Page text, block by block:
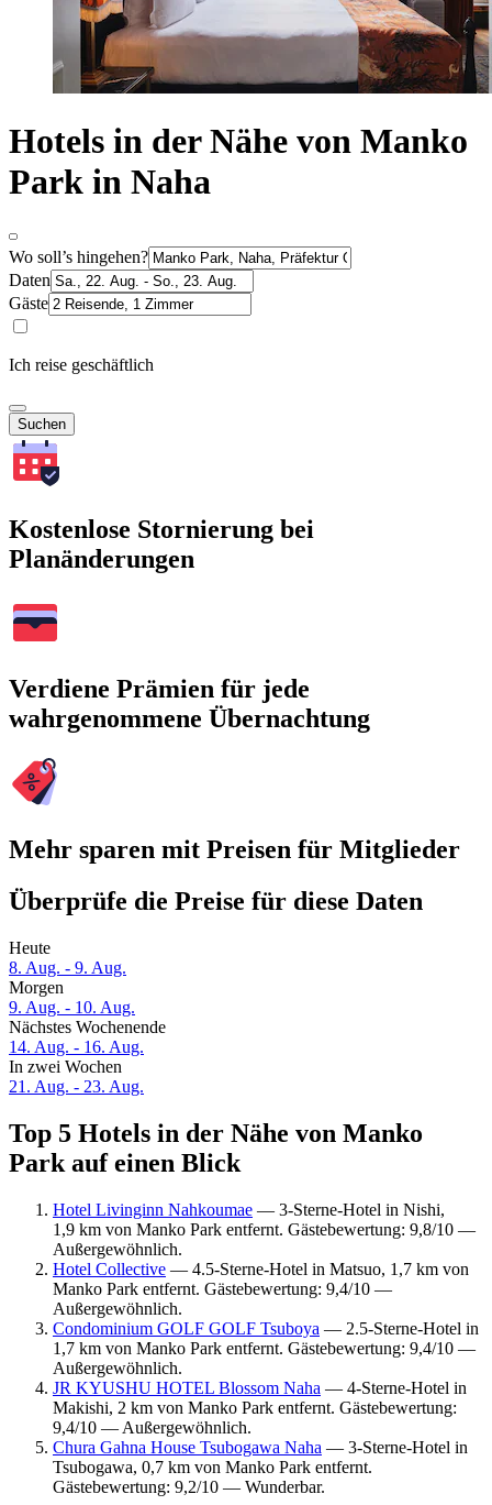
Hotels in der Nähe von Manko
Park in Naha
Wo soll’s hingehen?
Daten
Gäste
Ich reise geschäftlich
Suchen
Kostenlose Stornierung bei
Planänderungen
Verdiene Prämien für jede
wahrgenommene Übernachtung
Mehr sparen mit Preisen für Mitglieder
Überprüfe die Preise für diese Daten
Heute
8. Aug. - 9. Aug.
Morgen
9. Aug. - 10. Aug.
Nächstes Wochenende
14. Aug. - 16. Aug.
In zwei Wochen
21. Aug. - 23. Aug.
Top 5 Hotels in der Nähe von Manko
Park auf einen Blick
Hotel Livinginn Nahkoumae — 3-Sterne-Hotel in Nishi,
1,9 km von Manko Park entfernt. Gästebewertung: 9,8/10 —
Außergewöhnlich.
Hotel Collective — 4.5-Sterne-Hotel in Matsuo, 1,7 km von
Manko Park entfernt. Gästebewertung: 9,4/10 —
Außergewöhnlich.
Condominium GOLF GOLF Tsuboya — 2.5-Sterne-Hotel in
1,7 km von Manko Park entfernt. Gästebewertung: 9,4/10 —
Außergewöhnlich.
JR KYUSHU HOTEL Blossom Naha — 4-Sterne-Hotel in
Makishi, 2 km von Manko Park entfernt. Gästebewertung:
9,4/10 — Außergewöhnlich.
Chura Gahna House Tsubogawa Naha — 3-Sterne-Hotel in
Tsubogawa, 0,7 km von Manko Park entfernt.
Gästebewertung: 9,2/10 — Wunderbar.